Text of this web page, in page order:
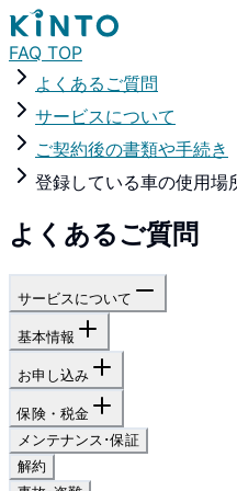
FAQ TOP
よくあるご質問
サービスについて
ご契約後の書類や手続き
登録している車の使用場
よくあるご質問
サービスについて
基本情報
お申し込み
保険・税金
メンテナンス･保証
解約